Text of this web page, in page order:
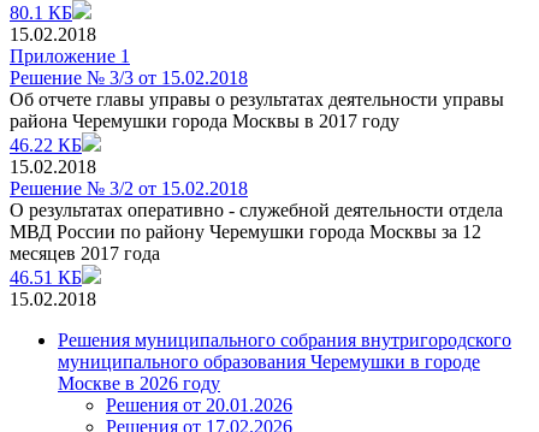
80.1 КБ
15.02.2018
Приложение 1
Решение № 3/3 от 15.02.2018
Об отчете главы управы о результатах деятельности управы
района Черемушки города Москвы в 2017 году
46.22 КБ
15.02.2018
Решение № 3/2 от 15.02.2018
О результатах оперативно - служебной деятельности отдела
МВД России по району Черемушки города Москвы за 12
месяцев 2017 года
46.51 КБ
15.02.2018
Решения муниципального собрания внутригородского
муниципального образования Черемушки в городе
Москве в 2026 году
Решения от 20.01.2026
Решения от 17.02.2026